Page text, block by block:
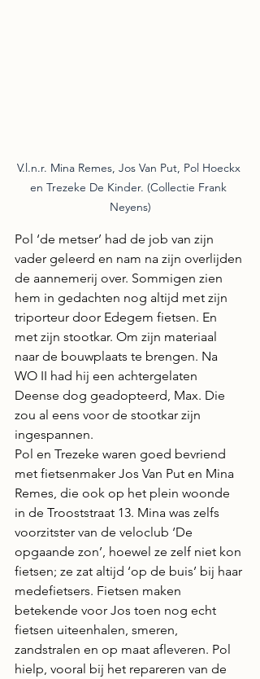
V.l.n.r. Mina Remes, Jos Van Put, Pol Hoeckx
en Trezeke De Kinder. (Collectie Frank
Neyens)
Pol ‘de metser’ had de job van zijn
vader geleerd en nam na zijn overlijden
de aannemerij over. Sommigen zien
hem in gedachten nog altijd met zijn
triporteur door Edegem fietsen. En
met zijn stootkar. Om zijn materiaal
naar de bouwplaats te brengen. Na
WO II had hij een achtergelaten
Deense dog geadopteerd, Max. Die
zou al eens voor de stootkar zijn
ingespannen.
Pol en Trezeke waren goed bevriend
met fietsenmaker Jos Van Put en Mina
Remes, die ook op het plein woonde
in de Trooststraat 13. Mina was zelfs
voorzitster van de veloclub ‘De
opgaande zon’, hoewel ze zelf niet kon
fietsen; ze zat altijd ‘op de buis’ bij haar
medefietsers. Fietsen maken
betekende voor Jos toen nog echt
fietsen uiteenhalen, smeren,
zandstralen en op maat afleveren. Pol
hielp, vooral bij het repareren van de